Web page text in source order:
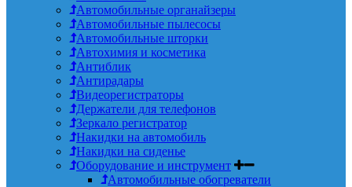
Автомобильные органайзеры
Автомобильные пылесосы
Автомобильные шторки
Автохимия и косметика
Антиблик
Антирадары
Видеорегистраторы
Держатели для телефонов
Зеркало регистратор
Накидки на автомобиль
Накидки на сиденье
Оборудование и инструмент
Автомобильные обогреватели